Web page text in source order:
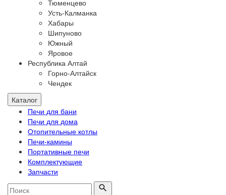
Тюменцево
Усть-Калманка
Хабары
Шипуново
Южный
Яровое
Республика Алтай
Горно-Алтайск
Чендек
Каталог
Печи для бани
Печи для дома
Отопительные котлы
Печи-камины
Портативные печи
Комплектующие
Запчасти